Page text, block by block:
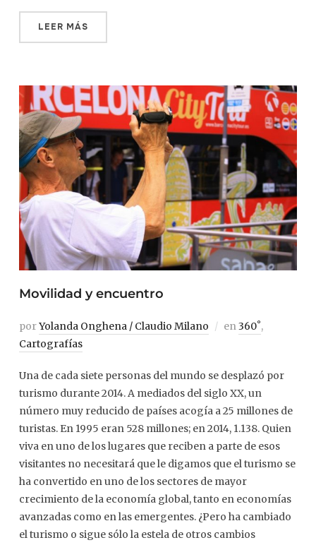
LEER MÁS
Movilidad y encuentro
porYolanda Onghena / Claudio Milano en360˚,
Cartografías
Una de cada siete personas del mundo se desplazó por
turismo durante 2014. A mediados del siglo XX, un
número muy reducido de países acogía a 25 millones de
turistas. En 1995 eran 528 millones; en 2014, 1.138. Quien
viva en uno de los lugares que reciben a parte de esos
visitantes no necesitará que le digamos que el turismo se
ha convertido en uno de los sectores de mayor
crecimiento de la economía global, tanto en economías
avanzadas como en las emergentes. ¿Pero ha cambiado
el turismo o sigue sólo la estela de otros cambios